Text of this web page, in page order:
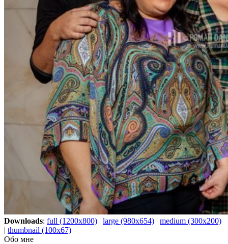
Downloads: full (1200x800) | large (980x654) | medium (300x200)
| thumbnail (100x67)
Обо мне